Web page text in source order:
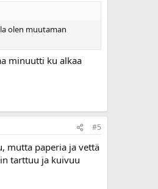
olen muutaman
minuutti ku alkaa
#5
mutta paperia ja vettä
tarttuu ja kuivuu